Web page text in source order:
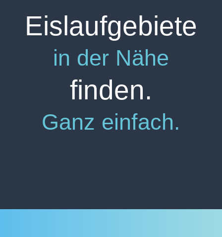
Eislaufgebiete
in der Nähe
finden.
Ganz einfach.